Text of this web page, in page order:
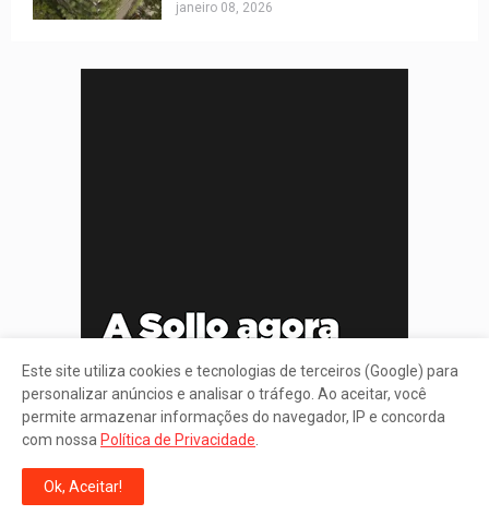
janeiro 08, 2026
Este site utiliza cookies e tecnologias de terceiros (Google) para
personalizar anúncios e analisar o tráfego. Ao aceitar, você
permite armazenar informações do navegador, IP e concorda
com nossa Política de Privacidade
Ok, Aceitar!